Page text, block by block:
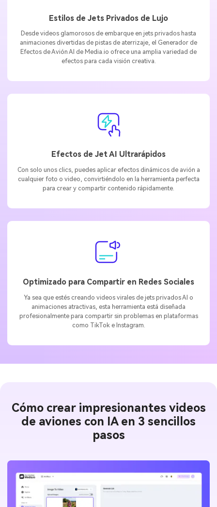
Estilos de Jets Privados de Lujo
Desde videos glamorosos de embarque en jets privados hasta
animaciones divertidas de pistas de aterrizaje, el Generador de
Efectos de Avión AI de Media.io ofrece una amplia variedad de
efectos para cada visión creativa.
Efectos de Jet AI Ultrarápidos
Con solo unos clics, puedes aplicar efectos dinámicos de avión a
cualquier foto o video, convirtiéndolo en la herramienta perfecta
para crear y compartir contenido rápidamente.
Optimizado para Compartir en Redes Sociales
Ya sea que estés creando videos virales de jets privados AI o
animaciones atractivas, esta herramienta está diseñada
profesionalmente para compartir sin problemas en plataformas
como TikTok e Instagram.
Cómo crear impresionantes videos
de aviones con IA en 3 sencillos
pasos